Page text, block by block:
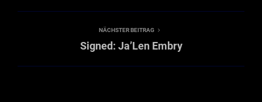
NÄCHSTER BEITRAG
Signed: Ja’Len Embry